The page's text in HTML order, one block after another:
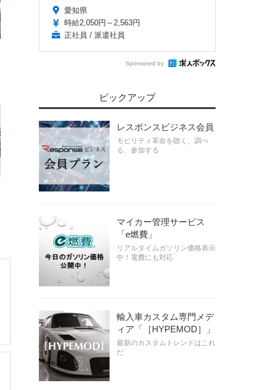
愛知県
時給2,050円～2,563円
正社員 / 派遣社員
Sponsored by
ピックアップ
レスポンスビジネス会員
モビリティ革命を聴く、調べ
る、参加する
マイカー管理サービス
「e燃費」
リアルタイムガソリン価格表示
中！電費にも対応
輸入車カスタム専門メデ
ィア「［HYPEMOD］」
最新のカスタムトレンドはこれ
だ